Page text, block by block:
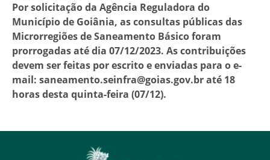
Por solicitação da Agência Reguladora do
Município de Goiânia, as consultas públicas das
Microrregiões de Saneamento Básico foram
prorrogadas até dia 07/12/2023. As contribuições
devem ser feitas por escrito e enviadas para o e-
mail: saneamento.seinfra@goias.gov.br até 18
horas desta quinta-feira (07/12).